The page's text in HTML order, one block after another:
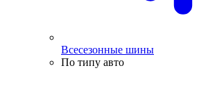
Всесезонные шины
По типу авто